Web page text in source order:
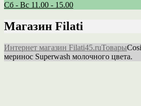
Сб - Вс 11.00 - 15.00
Магазин Filati
Интернет магазин Filati45.ruТовары
меринос Superwash молочного цвета.